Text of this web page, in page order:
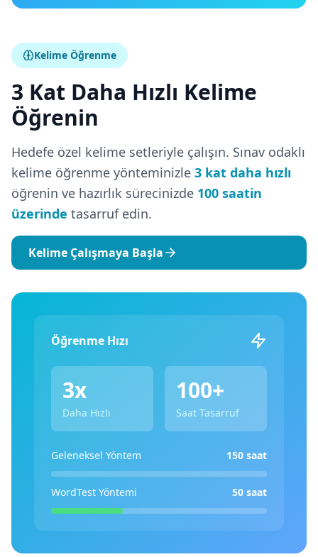
Öğrenme Hızı
3x
Daha Hızlı
100+
Saat Tasarruf
Geleneksel Yöntem 150 saat
WordTest Yöntemi 50 saat
Kelime Öğrenme
3 Kat Daha Hızlı Kelime
Öğrenin
Hedefe özel kelime setleriyle çalışın. Sınav odaklı
kelime öğrenme yönteminizle 3 kat daha hızlı
öğrenin ve hazırlık sürecinizde 100 saatin
üzerinde tasarruf edin.
Kelime Çalışmaya Başla